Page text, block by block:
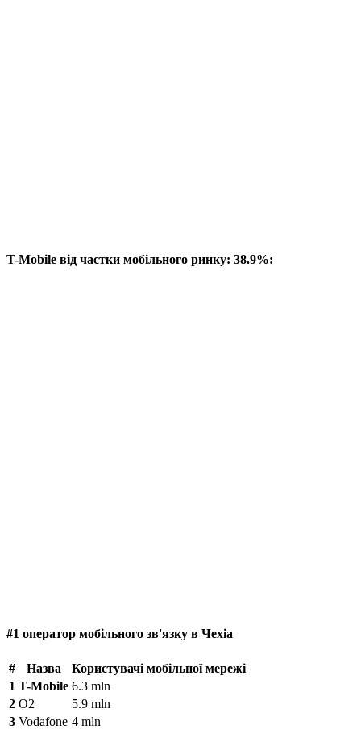
T-Mobile від частки мобільного ринку: 38.9%:
#1 оператор мобільного зв'язку в Чехіа
# Назва
Користувачі мобільної мережі
1 T-Mobile 6.3 mln
2 O2
5.9 mln
3 Vodafone 4 mln